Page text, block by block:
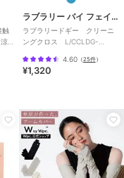
触
し
ラブラリー バイ フェイラー
ラブラリードギー クリーニ
ングクロス L/CCLDG-
4.60（25件）
¥1,320